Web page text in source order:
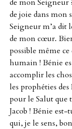
de mon Seigneur
de joie dans mon
Seigneur m’a dit
de mon cœur.
possible même
humain ! Bénie
accomplir les
les prophéties
pour le Salut que
Jacob ! Bénie
qui, je le sens,